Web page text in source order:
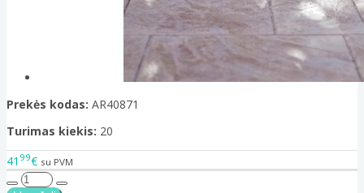
Prekės kodas: AR40871
Turimas kiekis: 20
41 99€ su PVM